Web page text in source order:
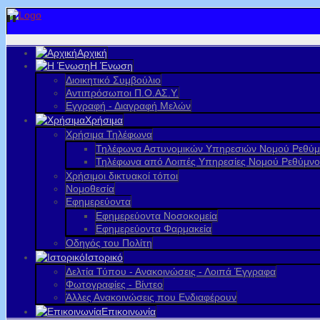
Αρχική
Η Ένωση
Διοικητικό Συμβούλιο
Αντιπρόσωποι Π.Ο.ΑΣ.Υ.
Εγγραφή - Διαγραφή Μελών
Χρήσιμα
Χρήσιμα Τηλέφωνα
Τηλέφωνα Αστυνομικών Υπηρεσιών Νομού
Τηλέφωνα από Λοιπές Υπηρεσίες Νομού
Χρήσιμοι δικτυακοί τόποι
Νομοθεσία
Εφημερεύοντα
Εφημερεύοντα Νοσοκομεία
Εφημερεύοντα Φαρμακεία
Οδηγός του Πολίτη
Ιστορικό
Δελτία Τύπου - Ανακοινώσεις - Λοιπά Έγγραφα
Φωτογραφίες - Βίντεο
Άλλες Ανακοινώσεις που Ενδιαφέρουν
Επικοινωνία